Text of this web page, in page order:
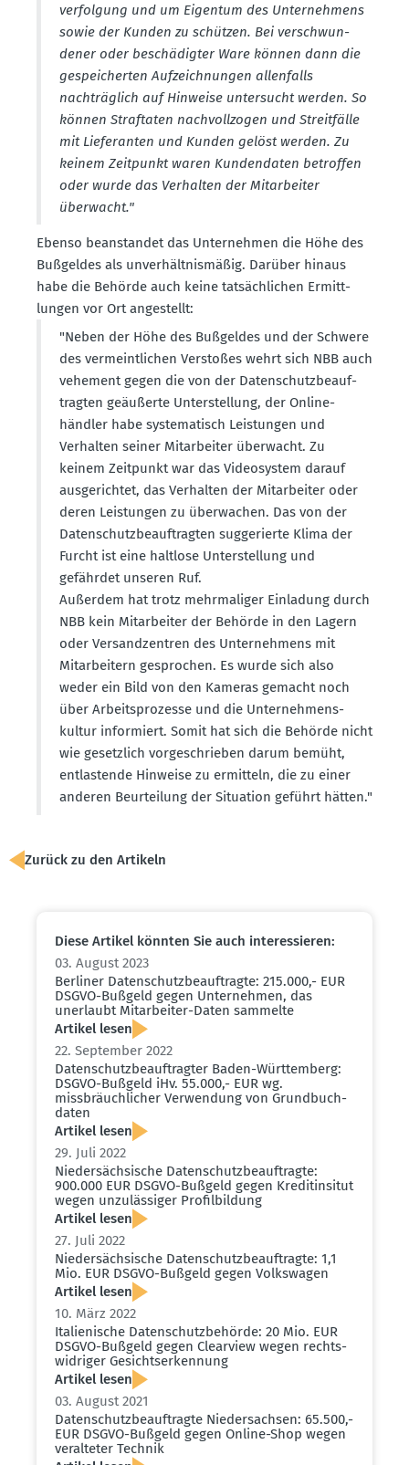
ver­folgung und um Eigentum des Unter­nehmens
sowie der Kunden zu schützen. Bei verschwun­
dener oder beschä­digter Ware können dann die
gespei­cherten Aufzeich­nungen allen­falls
nachträglich auf Hinweise unter­sucht werden. So
können Straf­taten nachvoll­zogen und Streit­fälle
mit Liefe­ranten und Kunden gelöst werden. Zu
keinem Zeitpunkt waren Kunden­daten betroffen
oder wurde das Verhalten der Mitar­beiter
überwacht."
Ebenso beanstandet das Unter­nehmen die Höhe des
Bußgeldes als unver­hält­nis­mäßig. Darüber hinaus
habe die Behörde auch keine tatsäch­lichen Ermitt­
lungen vor Ort angestellt:
"Neben der Höhe des Bußgeldes und der Schwere
des vermeint­lichen Verstoßes wehrt sich NBB auch
vehement gegen die von der Daten­schutz­be­auf­
tragten geäußerte Unter­stellung, der Online­
händler habe syste­ma­tisch Leistungen und
Verhalten seiner Mitar­beiter überwacht. Zu
keinem Zeitpunkt war das Video­system darauf
ausge­richtet, das Verhalten der Mitar­beiter oder
deren Leistungen zu überwachen. Das von der
Daten­schutz­be­auf­tragten sugge­rierte Klima der
Furcht ist eine haltlose Unter­stellung und
gefährdet unseren Ruf.
Außerdem hat trotz mehrma­liger Einladung durch
NBB kein Mitar­beiter der Behörde in den Lagern
oder Versand­zentren des Unter­nehmens mit
Mitar­beitern gesprochen. Es wurde sich also
weder ein Bild von den Kameras gemacht noch
über Arbeits­pro­zesse und die Unter­neh­mens­
kultur infor­miert. Somit hat sich die Behörde nicht
wie gesetzlich vorge­schrieben darum bemüht,
entlas­tende Hinweise zu ermitteln, die zu einer
anderen Beurteilung der Situation geführt hätten."
Zurück zu den Artikeln
Diese Artikel könnten Sie auch inter­es­sieren:
03. August 2023
Berliner Daten­schutz­be­auf­tragte: 215.000,- EUR
DSGVO-Bußgeld gegen Unter­nehmen, das
unerlaubt Mitar­beiter-Daten sammelte
Artikel lesen
22. September 2022
Daten­schutz­be­auf­tragter Baden-Württemberg:
DSGVO-Bußgeld iHv. 55.000,- EUR wg.
missbräuch­licher Verwendung von Grund­buch­
daten
Artikel lesen
29. Juli 2022
Nieder­säch­sische Daten­schutz­be­auf­tragte:
900.000 EUR DSGVO-Bußgeld gegen Kredi­tin­situt
wegen unzuläs­siger Profil­bildung
Artikel lesen
27. Juli 2022
Nieder­säch­sische Daten­schutz­be­auf­tragte: 1,1
Mio. EUR DSGVO-Bußgeld gegen Volks­wagen
Artikel lesen
10. März 2022
Italie­nische Daten­schutz­be­hörde: 20 Mio. EUR
DSGVO-Bußgeld gegen Clearview wegen rechts­
wid­riger Gesichts­er­kennung
Artikel lesen
03. August 2021
Daten­schutz­be­auf­tragte Nieder­sachsen: 65.500,-
EUR DSGVO-Bußgeld gegen Online-Shop wegen
veral­teter Technik